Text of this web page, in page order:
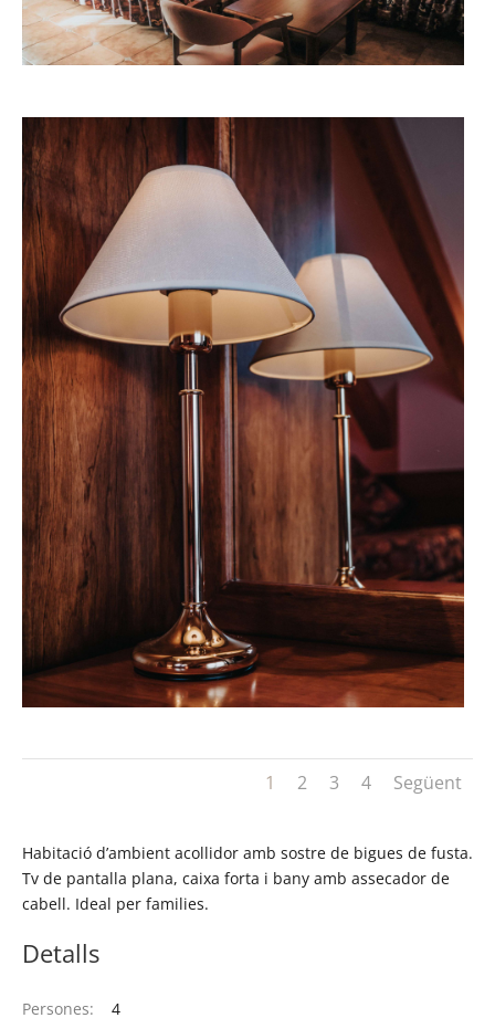
1 2 3 4 Següent
Habitació d’ambient acollidor amb sostre de bigues de fusta.
Tv de pantalla plana, caixa forta i bany amb assecador de
cabell. Ideal per families.
Detalls
Persones: 4